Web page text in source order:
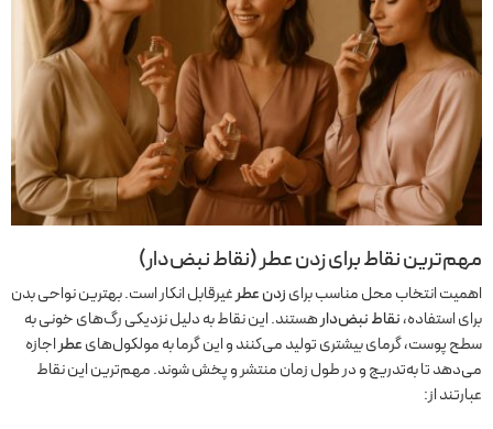
مهم‌ترین نقاط برای زدن عطر (نقاط نبض‌دار)
اهمیت انتخاب محل مناسب برایزدن عطرغیرقابل انکار است. بهترین نواحی بدن
برای استفاده،نقاط نبض‌دارهستند. این نقاط به دلیل نزدیکی رگ‌های خونی به
سطح پوست، گرمای بیشتری تولید می‌کنند و این گرما به مولکول‌هایعطراجازه
می‌دهد تا به‌تدریج و در طول زمان منتشر و پخش شوند. مهم‌ترین این نقاط
عبارتند از: